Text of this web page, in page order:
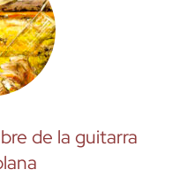
de la guitarra